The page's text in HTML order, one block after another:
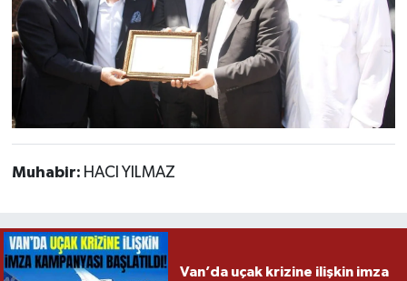
Muhabir: HACI YILMAZ
Van’da uçak krizine ilişkin imza